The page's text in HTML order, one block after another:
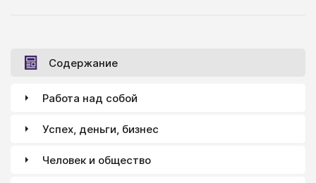
Содержание
Работа над собой
Успех, деньги, бизнес
Человек и общество